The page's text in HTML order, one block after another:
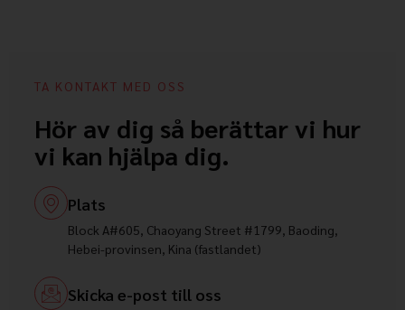
TA KONTAKT MED OSS
Hör av dig så berättar vi hur
vi kan hjälpa dig.
Plats
Block A#605, Chaoyang Street #1799, Baoding,
Hebei-provinsen, Kina (fastlandet)
Skicka e-post till oss